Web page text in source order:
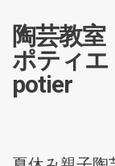
陶芸教室
ポティエ
potier